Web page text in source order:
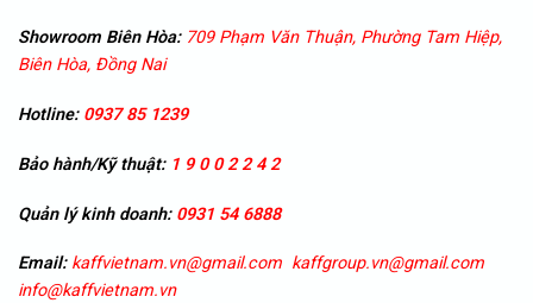
Showroom Biên Hòa: 709 Phạm Văn Thuận, Phường Tam Hiệp,
Biên Hòa, Đồng Nai
Hotline:0937 85 1239
Bảo hành/Kỹ thuật: 1 9 0 0 2 2 4 2
Quản lý kinh doanh:0931 54 6888
Email: kaffvietnam.vn@gmail.com kaffgroup.vn@gmail.com
info@kaffvietnam.vn